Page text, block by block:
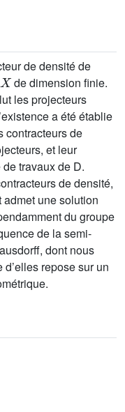
de densité de
X
de dimension finie.
les projecteurs
a été établie
contracteurs de
et leur
travaux de D.
de densité,
une solution
du groupe
de la semi-
dont nous
repose sur un